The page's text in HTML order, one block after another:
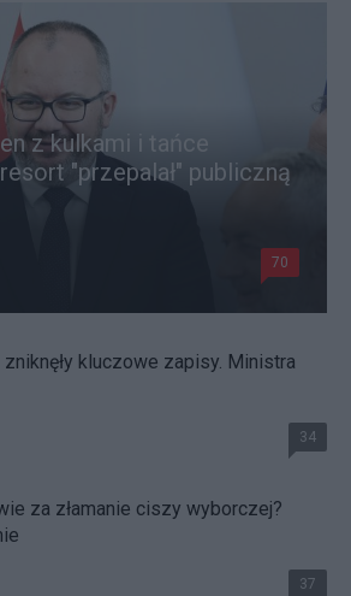
z kulkami i tańce
"przepalał" publiczną
70
kluczowe zapisy. Ministra
34
za złamanie ciszy wyborczej?
37